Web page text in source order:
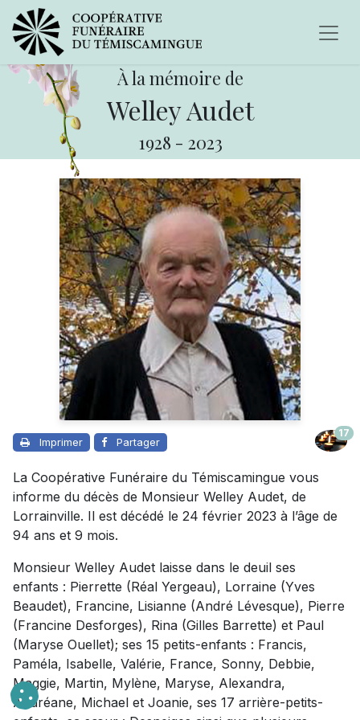
À la mémoire de
Welley Audet
1928 - 2023
Imprimer Partager
17
La Coopérative Funéraire du Témiscamingue vous
informe du décès de Monsieur Welley Audet, de
Lorrainville. Il est décédé le 24 février 2023 à l’âge de
94 ans et 9 mois.
Monsieur Welley Audet laisse dans le deuil ses
enfants : Pierrette (Réal Yergeau), Lorraine (Yves
Beaudet), Francine, Lisianne (André Lévesque), Pierre
(Francine Desforges), Rina (Gilles Barrette) et Paul
(Maryse Ouellet); ses 15 petits-enfants : Francis,
Paméla, Isabelle, Valérie, France, Sonny, Debbie,
Maggie, Martin, Mylène, Maryse, Alexandra,
Andréane, Michael et Joanie, ses 17 arrière-petits-